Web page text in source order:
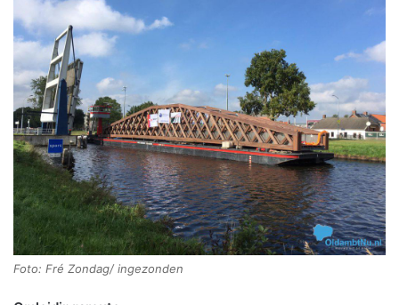
Foto: Fré Zondag/ ingezonden